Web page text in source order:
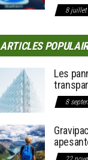
8 juillet
ARTICLES
Les
8